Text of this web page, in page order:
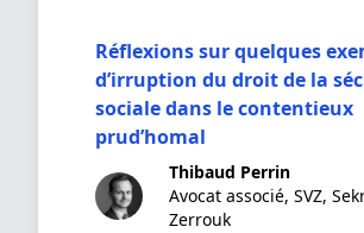
Réflexions sur quelques
d’irruption du droit de la
sociale dans le contentieux
prud’homal
Thibaud Perrin
Avocat associé, SVZ,
Zerrouk